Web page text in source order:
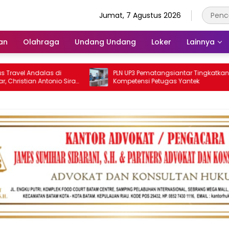
Jumat, 7 Agustus 2026
Olahraga Undang Undang Loker Lainnya
Andalas di
Antonio Sirait
PLN UP3 Pematangsiantar Tingkatkan
Kompetensi Petugas Yantek